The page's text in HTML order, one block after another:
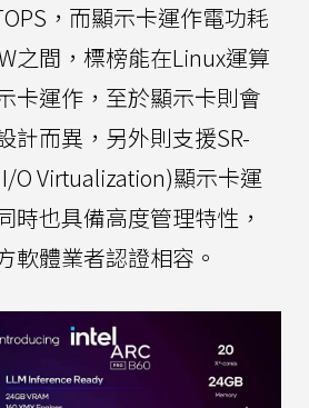
，而顯示卡運作電功耗
之間，標榜能在Linux運算
卡運作，至於顯示卡則會
計而異，另外則支援SR-
O Virtualization)顯示卡運
時也具備高度管理特性，
軟體業者認證相容。